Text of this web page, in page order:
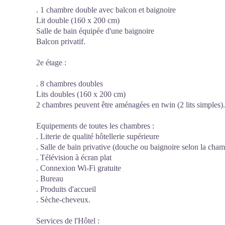
. 1 chambre double avec balcon et baignoire
Lit double (160 x 200 cm)
Salle de bain équipée d'une baignoire
Balcon privatif.
2e étage :
. 8 chambres doubles
Lits doubles (160 x 200 cm)
2 chambres peuvent être aménagées en twin (2 lits simples).
Equipements de toutes les chambres :
. Literie de qualité hôtellerie supérieure
. Salle de bain privative (douche ou baignoire selon la
. Télévision à écran plat
. Connexion Wi-Fi gratuite
. Bureau
. Produits d'accueil
. Sèche-cheveux.
Services de l'Hôtel :